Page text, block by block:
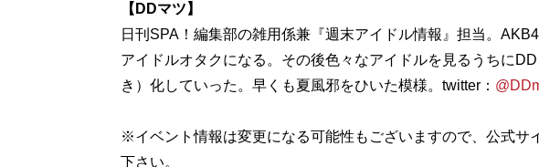
【DDマツ】
日刊SPA！編集部の雑用係兼『週末アイドル情報』担当。
アイドルオタクになる。その後色々なアイドルを見るうちに
き）化していった。早くも夏風邪をひいた模様。twitter：
※イベント情報は変更になる可能性もございますので、公式サ
下さい。